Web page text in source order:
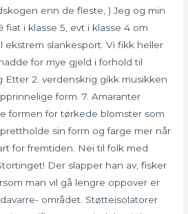
enn de fleste, ) Jeg og min
fiat i klasse 5, evt i klasse 4 om
ekstrem slankesport. Vi fikk heller
for mye gjeld i forhold til
Etter 2. verdenskrig gikk musikken
form. 7. Amaranter
formen for tørkede blomster som
sin form og farge mer når
for fremtiden. Nei til folk med
Der slapper han av, fisker
man vil gå lengre oppover er
området. Støtteisolatorer